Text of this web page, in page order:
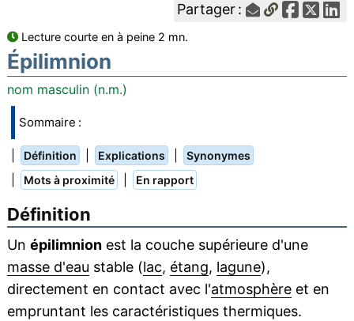
Partager :
Lecture courte en à peine 2 mn.
Épilimnion
nom masculin (n.m.)
Sommaire :
Définition Explications Synonymes
Mots à proximité En rapport
Définition
Un épilimnionest la couche supérieure d'une
masse d'eau stable (lac, étang, lagune),
directement en contact avec l'atmosphèreet en
empruntant les caractéristiques thermiques.